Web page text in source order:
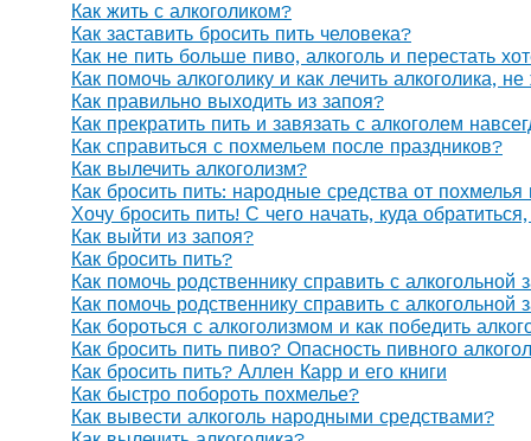
Как жить с алкоголиком?
Как заставить бросить пить человека?
Как не пить больше пиво, алкоголь и перестать
Как помочь алкоголику и как лечить алкоголика,
Как правильно выходить из запоя?
Как прекратить пить и завязать с алкоголем
Как справиться с похмельем после праздников?
Как вылечить алкоголизм?
Как бросить пить: народные средства от похмелья
Хочу бросить пить! С чего начать, куда
Как выйти из запоя?
Как бросить пить?
Как помочь родственнику справить с алкогольной
Как помочь родственнику справить с алкогольной
Как бороться с алкоголизмом и как победить
Как бросить пить пиво? Опасность пивного
Как бросить пить? Аллен Карр и его книги
Как быстро побороть похмелье?
Как вывести алкоголь народными средствами?